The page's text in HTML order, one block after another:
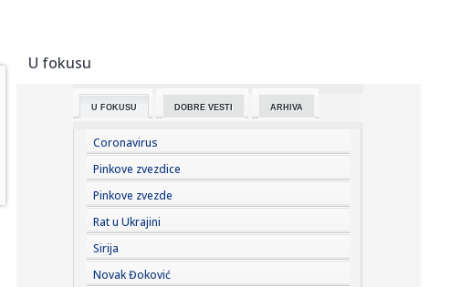
14:01:
13:59: Preminuo otac Lionela Mesija
13:58:Stiže fabrika dronova u Srbiju: Vučić otkrio kada će biti
otv...
13:54:Dosta jeftinije ove namirnice: Ovo su cene na pijacama
širom Srb...
13:48:Dron uleteo iz Rumunije u Bugarsku i eksplodirao: "Ne zna
se odak...
U fokusu
U FOKUSU DOBRE VESTI ARHIVA
Coronavirus
Pinkove zvezdice
Pinkove zvezde
Rat u Ukrajini
Sirija
Novak Đoković